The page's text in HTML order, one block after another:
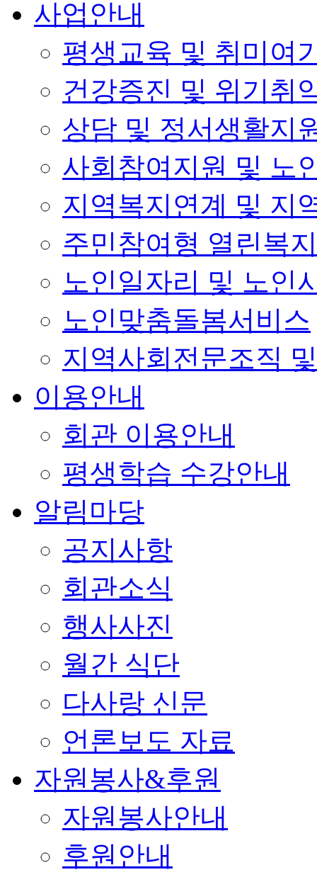
사업안내
평생교육 및 취미여
건강증진 및 위기취
상담 및 정서생활지
사회참여지원 및 노
지역복지연계 및 지
주민참여형 열린복
노인일자리 및 노인
노인맞춤돌봄서비스
지역사회전문조직
이용안내
회관 이용안내
평생학습 수강안내
알림마당
공지사항
회관소식
행사사진
월간 식단
다사랑 신문
언론보도 자료
자원봉사&후원
자원봉사안내
후원안내